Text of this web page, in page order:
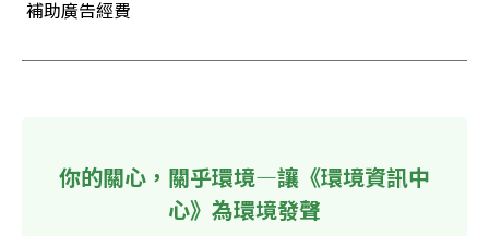
補助廣告經費
你的關心，關乎環境—讓《環境資訊中
心》為環境發聲